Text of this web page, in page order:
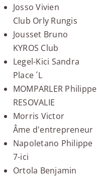
Josso Vivien
Club Orly Rungis
Jousset Bruno
KYROS Club
Legel-Kici Sandra
Place ´L
MOMPARLER Philippe
RESOVALIE
Morris Victor
Âme d'entrepreneur
Napoletano Philippe
7-ici
Ortola Benjamin